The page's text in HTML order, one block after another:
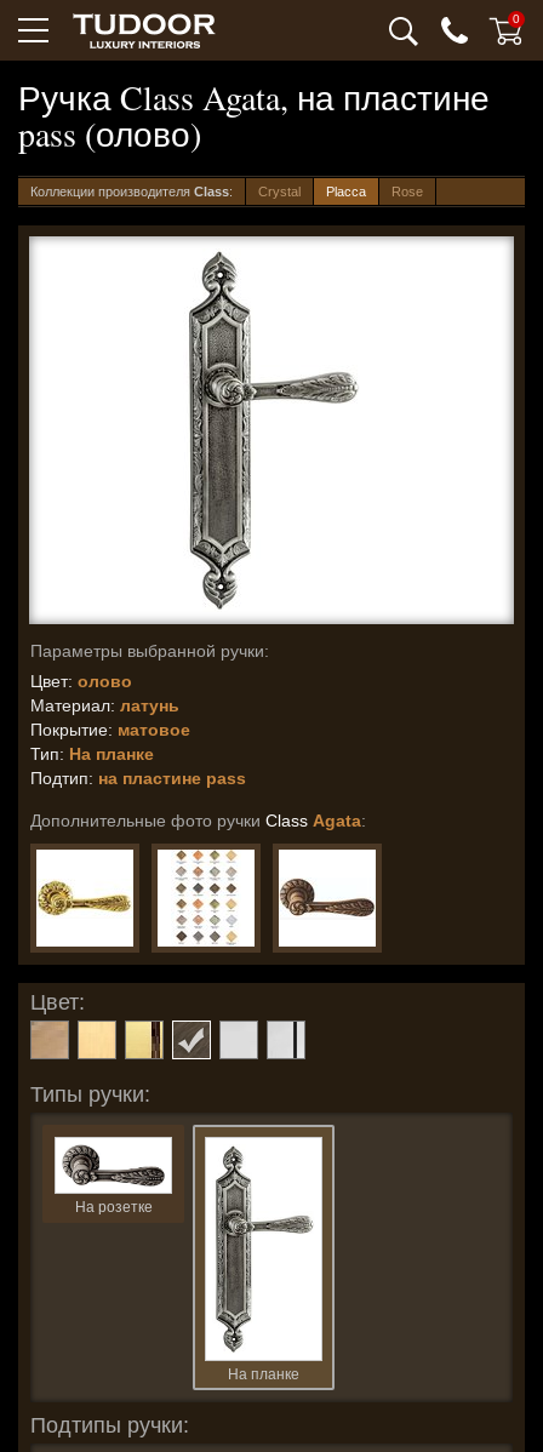
0
Ручка Class Agata, на пластине
pass (олово)
Коллекции производителя Class: Crystal Placca Rose
Параметры выбранной ручки:
Цвет: олово
Материал: латунь
Покрытие: матовое
Тип: На планке
Подтип: на пластине pass
Дополнительные фото ручки Class Agata:
Цвет:
Типы ручки:
На розетке
На планке
Подтипы ручки: